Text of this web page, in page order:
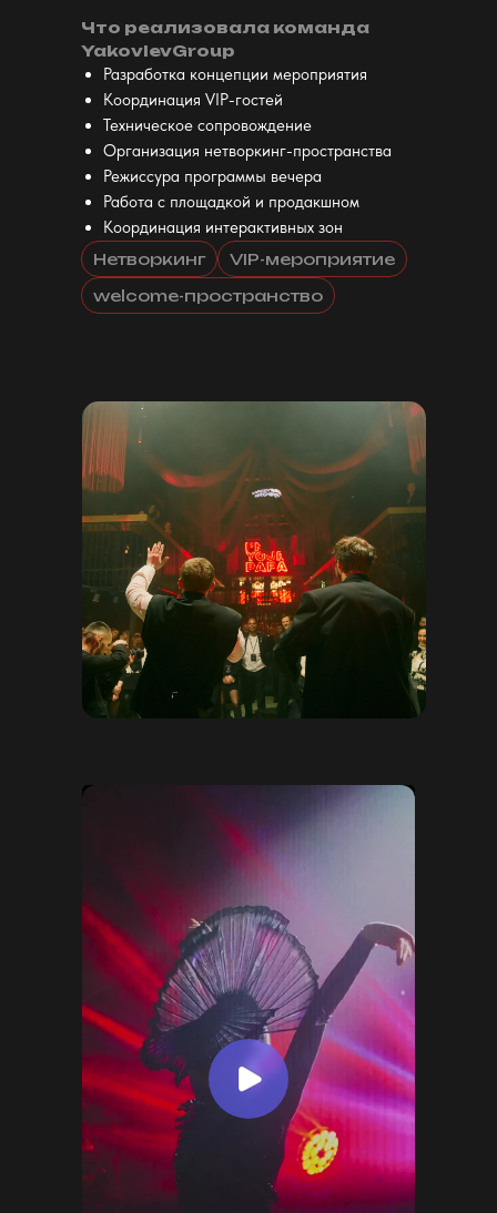
Что реализовала команда
YakovlevGroup
Разработка концепции мероприятия
Координация VIP-гостей
Техническое сопровождение
Организация нетворкинг-пространства
Режиссура программы вечера
Работа с площадкой и продакшном
Координация интерактивных зон
Нетворкинг
VIP-мероприятие
welcome-пространство